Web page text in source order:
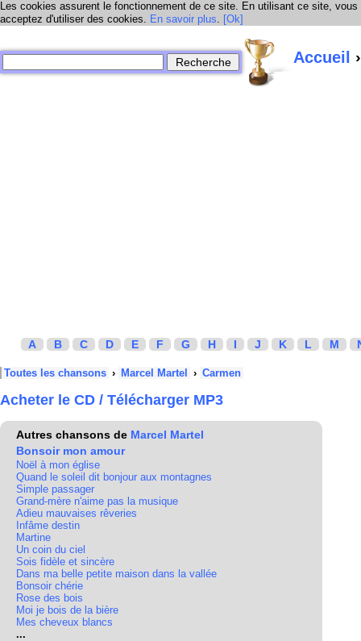
Les cookies assurent le fonctionnement de ce site. En utilisant ce site, vous
acceptez d'utiliser des cookies. En savoir plus. [Ok]
Accueil
A B C D E F G H I J K L M
Toutes les chansons › Marcel Martel › Carmen
Acheter le CD / Télécharger MP3
Autres chansons de Marcel Martel
Bonsoir mon amour
Noël à mon église
Quand le soleil dit bonjour aux montagnes
Simple passager
Grand-mère n'aime pas la musique
Adieu mauvaises rêveries
Infâme destin
Martine
Un coin du ciel
Sois fidèle et sincère
Dans ma belle petite maison dans la vallée
Bonsoir chérie
Rose des bois
Moi je bois de la bière
Mes cheveux blancs
...